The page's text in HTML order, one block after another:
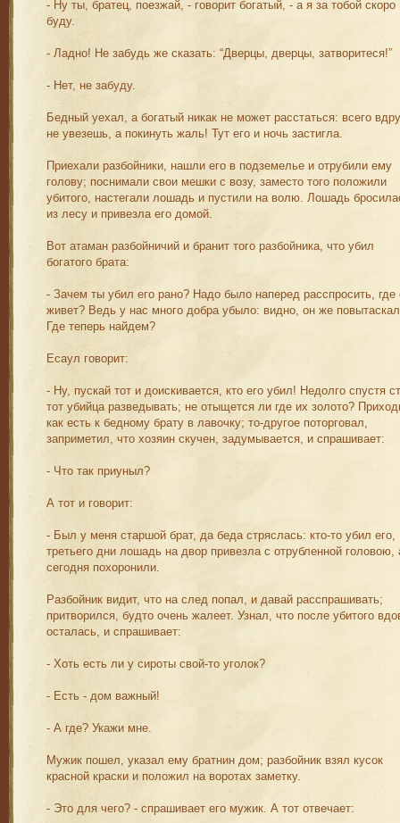
- Ну ты, братец, поезжай, - говорит богатый, - а я за тобой скоро
буду.
- Ладно! Не забудь же сказать: “Дверцы, дверцы, затворитеся!”
- Нет, не забуду.
Бедный уехал, а богатый никак не может расстаться: всего
не увезешь, а покинуть жаль! Тут его и ночь застигла.
Приехали разбойники, нашли его в подземелье и отрубили ему
голову; поснимали свои мешки с возу, заместо того положили
убитого, настегали лошадь и пустили на волю. Лошадь
из лесу и привезла его домой.
Вот атаман разбойничий и бранит того разбойника, что убил
богатого брата:
- Зачем ты убил его рано? Надо было наперед расспросить, где
живет? Ведь у нас много добра убыло: видно, он же
Где теперь найдем?
Есаул говорит:
- Ну, пускай тот и доискивается, кто его убил! Недолго спустя
тот убийца разведывать; не отыщется ли где их золото?
как есть к бедному брату в лавочку; то-другое поторговал,
заприметил, что хозяин скучен, задумывается, и спрашивает:
- Что так приуныл?
А тот и говорит:
- Был у меня старшой брат, да беда стряслась: кто-то убил его,
третьего дни лошадь на двор привезла с отрубленной головою,
сегодня похоронили.
Разбойник видит, что на след попал, и давай расспрашивать;
притворился, будто очень жалеет. Узнал, что после убитого
осталась, и спрашивает:
- Хоть есть ли у сироты свой-то уголок?
- Есть - дом важный!
- А где? Укажи мне.
Мужик пошел, указал ему братнин дом; разбойник взял кусок
красной краски и положил на воротах заметку.
- Это для чего? - спрашивает его мужик. А тот отвечает: